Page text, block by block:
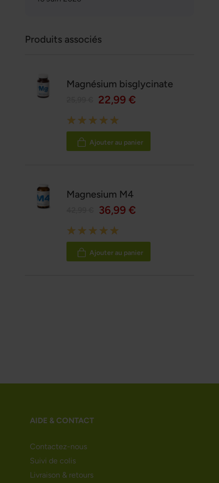
Produits associés
Magnésium bisglycinate
22,99 €
Rating:
100%
Ajouter au panier
Magnesium M4
36,99 €
Rating:
100%
Ajouter au panier
AIDE & CONTACT
Contactez-nous
Suivi de colis
Livraison & retours